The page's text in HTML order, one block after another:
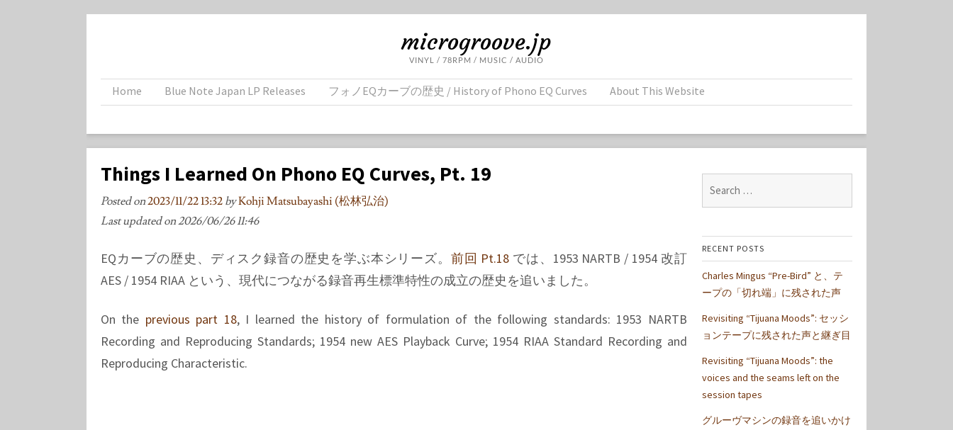
microgroove.jp
VINYL / 78RPM / MUSIC / AUDIO
Home Blue Note Japan LP Releases フォノEQカーブの歴史 / History of Phono EQ Curves About This Website
Things I Learned On Phono EQ Curves, Pt. 19
Posted on2023/11/22 13:32 byKohji Matsubayashi (松林弘治)
Last updated on2026/06/26 11:46
EQカーブの歴史、ディスク録音の歴史を学ぶ本シリーズ。 前回 Pt.18 では、1953 NARTB / 1954 改訂
AES / 1954 RIAA という、現代につながる録音再生標準特性の成立の歴史を追いました。
On the previous part 18, I learned the history of formulation of the following standards: 1953 NARTB
Recording and Reproducing Standards; 1954 new AES Playback Curve; 1954 RIAA Standard Recording and
Reproducing Characteristic.
for:
RECENT POSTS
Charles Mingus “Pre-Bird” と、テ
ープの「切れ端」に残された声
Revisiting “Tijuana Moods”: セッシ
ョンテープに残された声と継ぎ目
Revisiting “Tijuana Moods”: the
voices and the seams left on the
session tapes
グルーヴマシンの録音を追いかけ